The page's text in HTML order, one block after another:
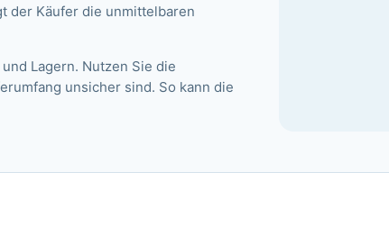
der Käufer die unmittelbaren
Lagern. Nutzen Sie die
unsicher sind. So kann die